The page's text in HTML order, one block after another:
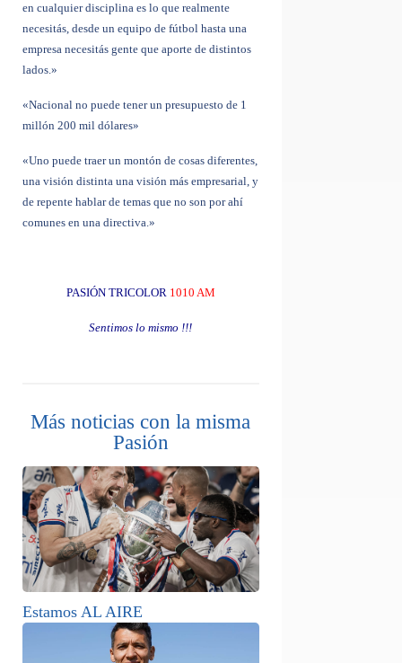
en cualquier disciplina es lo que realmente
necesitás, desde un equipo de fútbol hasta una
empresa necesitás gente que aporte de distintos
lados.»
«Nacional no puede tener un presupuesto de 1
millón 200 mil dólares»
«Uno puede traer un montón de cosas diferentes,
una visión distinta una visión más empresarial, y
de repente hablar de temas que no son por ahí
comunes en una directiva.»
PASIÓN TRICOLOR 1010 AM
Sentimos lo mismo !!!
Más noticias con la misma
Pasión
Estamos AL AIRE